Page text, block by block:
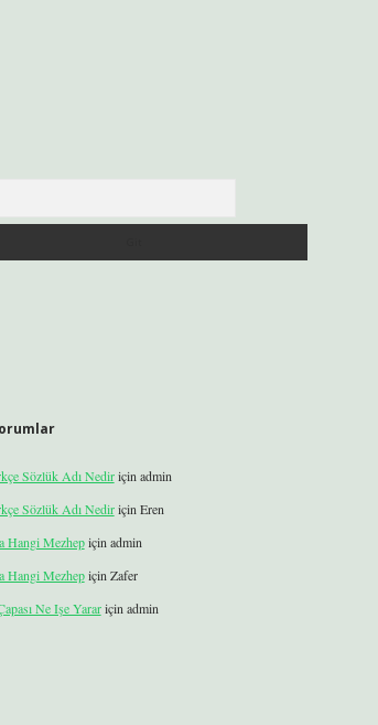
Sözlük Adı Nediriçin admin
Sözlük Adı Nediriçin Eren
Hangi Mezhepiçin admin
Hangi Mezhepiçin Zafer
Ne Işe Yarariçin admin